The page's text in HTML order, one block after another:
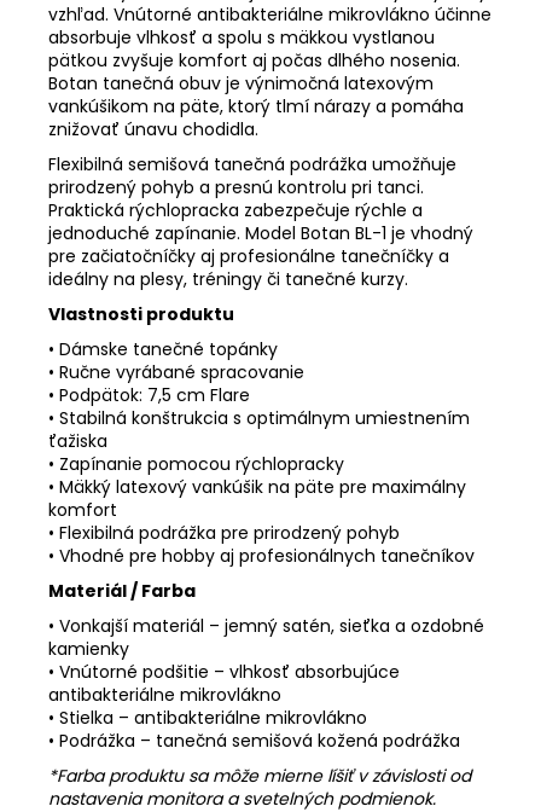
vzhľad. Vnútorné antibakteriálne mikrovlákno účinne
absorbuje vlhkosť a spolu s mäkkou vystlanou
pätkou zvyšuje komfort aj počas dlhého nosenia.
Botan tanečná obuv je výnimočná latexovým
vankúšikom na päte, ktorý tlmí nárazy a pomáha
znižovať únavu chodidla.
Flexibilná semišová tanečná podrážka umožňuje
prirodzený pohyb a presnú kontrolu pri tanci.
Praktická rýchlopracka zabezpečuje rýchle a
jednoduché zapínanie. Model Botan BL-1 je vhodný
pre začiatočníčky aj profesionálne tanečníčky a
ideálny na plesy, tréningy či tanečné kurzy.
Vlastnosti produktu
• Dámske tanečné topánky
• Ručne vyrábané spracovanie
• Podpätok: 7,5 cm Flare
• Stabilná konštrukcia s optimálnym umiestnením
ťažiska
• Zapínanie pomocou rýchlopracky
• Mäkký latexový vankúšik na päte pre maximálny
komfort
• Flexibilná podrážka pre prirodzený pohyb
• Vhodné pre hobby aj profesionálnych tanečníkov
Materiál / Farba
• Vonkajší materiál – jemný satén, sieťka a ozdobné
kamienky
• Vnútorné podšitie – vlhkosť absorbujúce
antibakteriálne mikrovlákno
• Stielka – antibakteriálne mikrovlákno
• Podrážka – tanečná semišová kožená podrážka
*Farba produktu sa môže mierne líšiť v závislosti od
nastavenia monitora a svetelných podmienok.